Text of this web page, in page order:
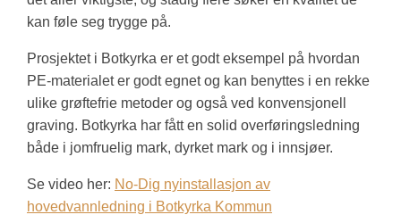
kan føle seg trygge på.
Prosjektet i Botkyrka er et godt eksempel på hvordan
PE-materialet er godt egnet og kan benyttes i en rekke
ulike grøftefrie metoder og også ved konvensjonell
graving. Botkyrka har fått en solid overføringsledning
både i jomfruelig mark, dyrket mark og i innsjøer.
Se video her: No-Dig nyinstallasjon av
hovedvannledning i Botkyrka Kommun